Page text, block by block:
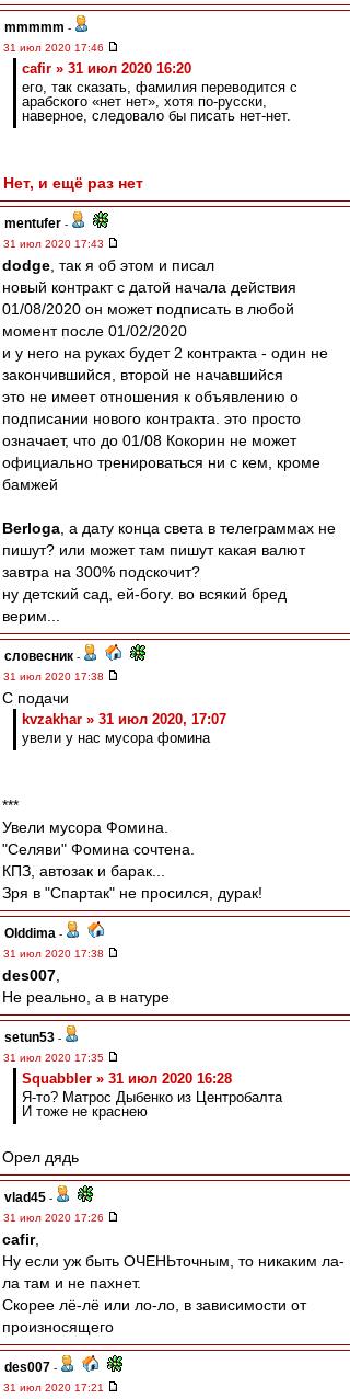
mmmmm -
31 июл 2020 17:46
cafir » 31 июл 2020 16:20
его, так сказать, фамилия переводится с
арабского «нет нет», хотя по-русски,
наверное, следовало бы писать нет-нет.
Нет, и ещё раз нет
mentufer -
31 июл 2020 17:43
dodge , так я об этом и писал
новый контракт с датой начала действия
01/08/2020 он может подписать в любой
момент после 01/02/2020
и у него на руках будет 2 контракта - один не
закончившийся, второй не начавшийся
это не имеет отношения к объявлению о
подписании нового контракта. это просто
означает, что до 01/08 Кокорин не может
официально тренироваться ни с кем, кроме
бамжей
Berloga , а дату конца света в телеграммах не
пишут? или может там пишут какая валют
завтра на 300% подскочит?
ну детский сад, ей-богу. во всякий бред
верим...
словесник -
31 июл 2020 17:38
С подачи
kvzakhar » 31 июл 2020, 17:07
увели у нас мусора фомина
***
Увели мусора Фомина.
"Селяви" Фомина сочтена.
КПЗ, автозак и барак...
Зря в "Спартак" не просился, дурак!
Olddima -
31 июл 2020 17:38
des007
Не реально, а в натуре
setun53 -
31 июл 2020 17:35
Squabbler » 31 июл 2020 16:28
Я-то? Матрос Дыбенко из Центробалта
И тоже не краснею
Орел дядь
vlad45 -
31 июл 2020 17:26
cafir,
Ну если уж быть ОЧЕНЬточным, то никаким ла-
ла там и не пахнет.
Скорее лё-лё или ло-ло, в зависимости от
произносящего
des007 -
31 июл 2020 17:21